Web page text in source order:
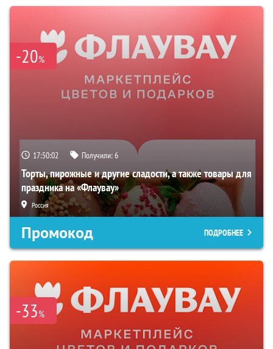
-20%
17:50:01 Получили:6
Торты, пирожные и другие сладости, а также товары для
праздника на «Флаувау»
Россия
Промокод ПОДРОБНЕЕ
-33%